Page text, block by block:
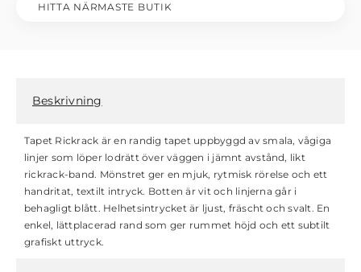
HITTA NÄRMASTE BUTIK
Beskrivning
Tapet Rickrack är en randig tapet uppbyggd av smala, vågiga
linjer som löper lodrätt över väggen i jämnt avstånd, likt
rickrack-band. Mönstret ger en mjuk, rytmisk rörelse och ett
handritat, textilt intryck. Botten är vit och linjerna går i
behagligt blått. Helhetsintrycket är ljust, fräscht och svalt. En
enkel, lättplacerad rand som ger rummet höjd och ett subtilt
grafiskt uttryck.